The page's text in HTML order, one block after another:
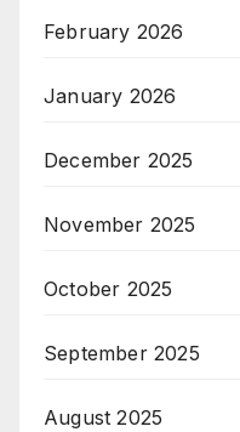
February 2026
January 2026
December 2025
November 2025
October 2025
September 2025
August 2025